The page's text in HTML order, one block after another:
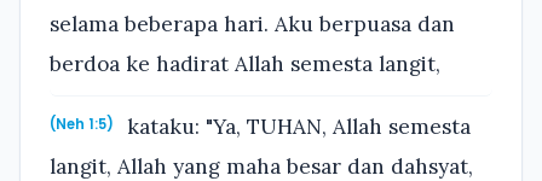
selama beberapa hari. Aku berpuasa dan
berdoa ke hadirat Allah semesta langit,
(Neh 1:5)
kataku: "Ya, TUHAN, Allah semesta
langit, Allah yang maha besar dan dahsyat,